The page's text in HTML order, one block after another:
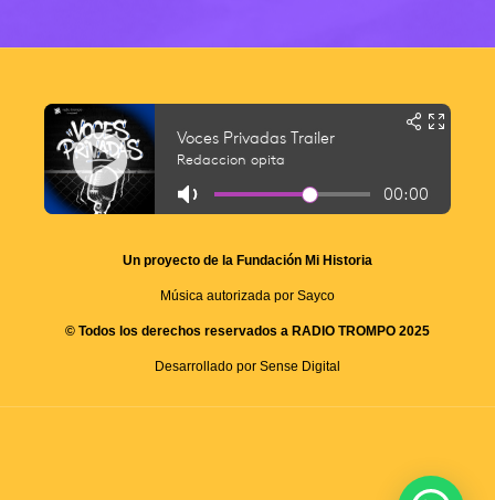
Un proyecto de la Fundación Mi Historia
Música autorizada por Sayco
© Todos los derechos reservados a RADIO TROMPO 2025
Desarrollado por Sense Digital